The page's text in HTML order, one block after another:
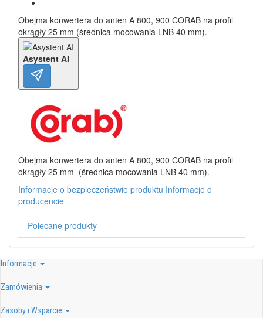
Obejma konwertera do anten A 800, 900 CORAB na profil
okrągły 25 mm (średnica mocowania LNB 40 mm).
Asystent AI
Obejma konwertera do anten A 800, 900 CORAB na profil
okrągły 25 mm (średnica mocowania LNB 40 mm).
Informacje o bezpieczeństwie produktu Informacje o
producencie
Polecane produkty
Informacje
Zamówienia
Zasoby i Wsparcie